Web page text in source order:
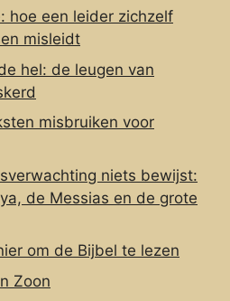
hoe een leider zichzelf
misleidt
hel: de leugen van
misbruiken voor
niets bewijst:
de Messias en de grote
om de Bijbel te lezen
Zoon